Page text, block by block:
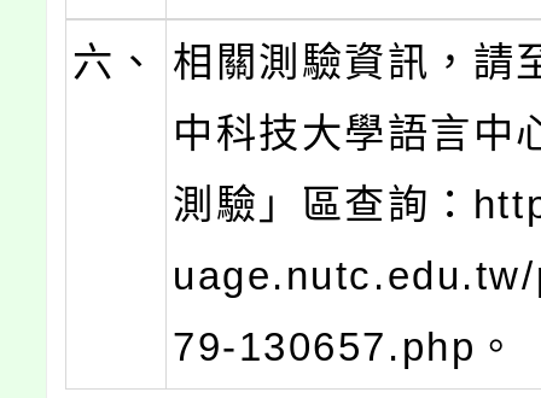
六、
相關測驗資訊，請
中科技大學語言中
測驗」區查詢：
79-130657.php。